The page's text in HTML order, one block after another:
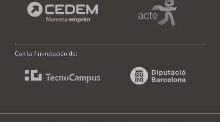
Con la financiación de: